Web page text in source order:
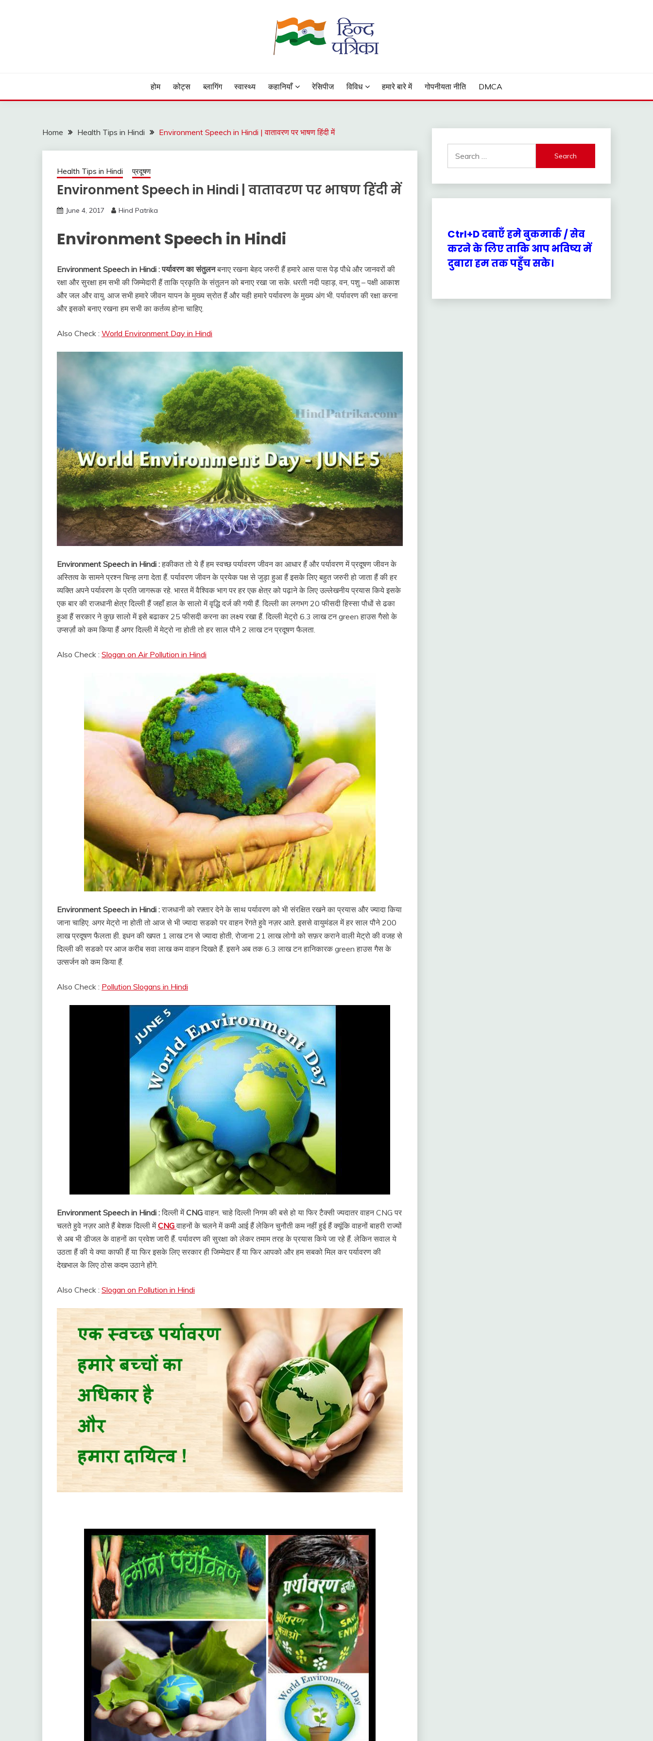
होम कोट्स ब्लागिंग स्वास्थ्य कहानियाँ रेसिपीज विविध हमारे बारे में गोपनीयता नीति DMCA
Home Health Tips in Hindi Environment Speech in Hindi | वातावरण पर भाषण हिंदी में
Health Tips in Hindi प्रदूषण
Environment Speech in Hindi | वातावरण पर भाषण हिंदी में
June 4, 2017 Hind Patrika
Environment Speech in Hindi
Environment Speech in Hindi : पर्यावरण का संतुलनबनाए रखना बेहद जरुरी हैं हमारे आस पास पेड़ पौधे और जानवरों की
रक्षा और सुरक्षा हम सभी की जिम्मेदारी हैं ताकि प्रकृति के संतुलन को बनाए रखा जा सके. धरती नदी पहाड़, वन, पशु – पक्षी आकाश
और जल और वायु. आज सभी हमारे जीवन यापन के मुख्य स्रोत हैं और यही हमारे पर्यावरण के मुख्य अंग भी. पर्यावरण की रक्षा करना
और इसको बनाए रखना हम सभी का कर्तव्य होना चाहिए.
Also Check : World Environment Day in Hindi
Environment Speech in Hindi :हकीकत तो ये हैं हम स्वच्छ पर्यावरण जीवन का आधार हैं और पर्यावरण में प्रदूषण जीवन के
अस्तित्व के सामने प्रश्न चिन्ह लगा देता हैं. पर्यावरण जीवन के प्रयेक पक्ष से जुड़ा हुआ हैं इसके लिए बहुत जरुरी हो जाता हैं की हर
व्यक्ति अपने पर्यावरण के प्रति जागरूक रहे. भारत में वैश्विक भाग पर हर एक क्षेत्र को पढ़ाने के लिए उल्लेखनीय प्रयास किये इसके
एक बार की राजधानी क्षेत्र दिल्ली हैं जहाँ हाल के सालो में वृद्धि दर्ज की गयी हैं. दिल्ली का लगभग 20 फीसदी हिस्सा पौधों से ढका
हुआ हैं सरकार ने कुछ सालो में इसे बढाकर 25 फीसदी करना का लक्ष्य रखा हैं. दिल्ली मेट्रो 6.3 लाख टन green हाउस गैसो के
उप्सर्ज़ां को कम किया हैं अगर दिल्ली में मेट्रो ना होती तो हर साल पौने 2 लाख टन प्रदूषण फैलता.
Also Check : Slogan on Air Pollution in Hindi
Environment Speech in Hindi :राजधानी को रफ़्तार देने के साथ पर्यावरण को भी संरक्षित रखने का प्रयास और ज्यादा किया
जाना चाहिए. अगर मेट्रो ना होती तो आज से भी ज्यादा सडको पर वाहन रेंगते हुवे नज़र आते. इससे वायुमंडल में हर साल पौने 200
लाख प्रदूषण फैलता ही. इधन की खपत 1 लाख टन से ज्यादा होती, रोजाना 21 लाख लोगो को सफ़र कराने वाली मेट्रो की वजह से
दिल्ली की सडको पर आज करीब सवा लाख कम वाहन दिखते हैं. इसने अब तक 6.3 लाख टन हानिकारक green हाउस गैस के
उत्सर्जन को कम किया हैं.
Also Check : Pollution Slogans in Hindi
Environment Speech in Hindi :दिल्ली मेंCNGवाहन. चाहे दिल्ली निगम की बसे हो या फिर टैक्सी ज्यदातर वाहन CNG पर
चलते हुवे नज़र आते हैं बेशक दिल्ली मेंCNG वाहनों के चलने में कमी आई हैं लेकिन चुनौती कम नहीं हुई हैं क्यूंकि वाहनों बाहरी राज्यों
से अब भी डीजल के वाहनों का प्रवेश जारी हैं. पर्यावरण की सुरक्षा को लेकर तमाम तरह के प्रयास किये जा रहे हैं. लेकिन सवाल ये
उठता हैं की ये क्या काफी हैं या फिर इसके लिए सरकार ही जिम्मेदार हैं या फिर आपको और हम सबको मिल कर पर्यावरण की
देखभाल के लिए ठोस कदम उठाने होंगे.
Also Check : Slogan on Pollution in Hindi
for:
Ctrl+D दबाएँ हमे बुकमार्क / सेव
करने के लिए ताकि आप भविष्य में
दुबारा हम तक पहुँच सके।